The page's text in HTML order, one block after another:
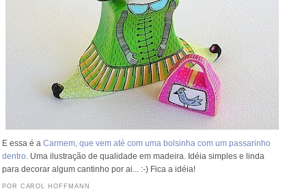
E essa é a Carmem, que vem até com uma bolsinha com um passarinho
dentro. Uma ilustração de qualidade em madeira. Idéia simples e linda
para decorar algum cantinho por ai... :-) Fica a idéia!
POR CAROL HOFFMANN